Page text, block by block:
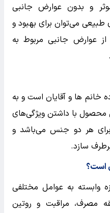
و بدون عوارض جانبی
می‌توان برای بهبود و
عوارض جانبی مربوط به
خانم ها و آقایان است و به
با داشتن ویژگی‌های
برای هر دو جنس می‌باشد و
سازد.
است؟
وابسته به عوامل مختلفی
مصرف، مراقبت و روتین